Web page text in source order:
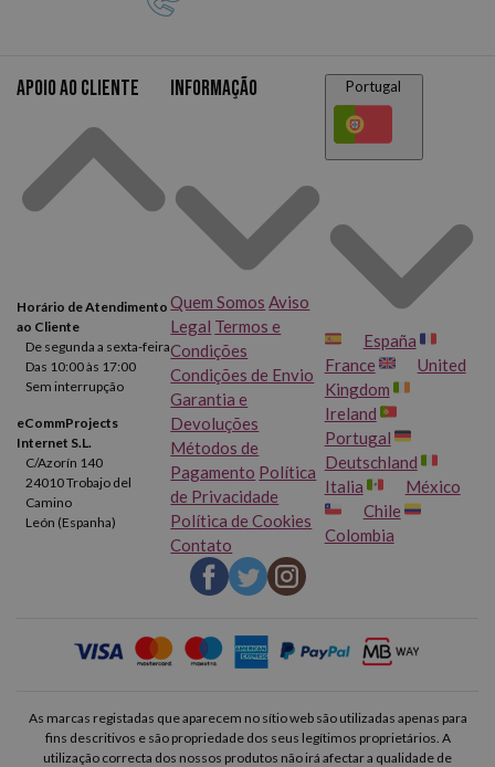
Apoio ao cliente
Horário de Atendimento
ao Cliente
De segunda a sexta-feira
Das 10:00 às 17:00
Sem interrupção
eCommProjects
Internet S.L.
C/Azorín 140
24010 Trobajo del
Camino
León (Espanha)
Informação
Quem Somos Aviso
Legal Termos e
Condições
Condições de Envio
Garantia e
Devoluções
Métodos de
Pagamento Política
de Privacidade
Política de Cookies
Contato
Portugal
España
France
United
Kingdom
Ireland
Portugal
Deutschland
Italia
México
Chile
Colombia
As marcas registadas que aparecem no sítio web são utilizadas apenas para
fins descritivos e são propriedade dos seus legítimos proprietários. A
utilização correcta dos nossos produtos não irá afectar a qualidade de